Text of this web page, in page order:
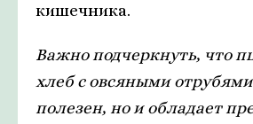
кишечника.
Важно подчеркнуть, что
хлеб с овсяными
полезен, но и обладает